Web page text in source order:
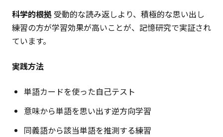
科学的根拠 受動的な読み返しより、積極的な思い出し
練習の方が学習効果が高いことが、記憶研究で実証され
ています。
実践方法
単語カードを使った自己テスト
意味から単語を思い出す逆方向学習
同義語から該当単語を推測する練習